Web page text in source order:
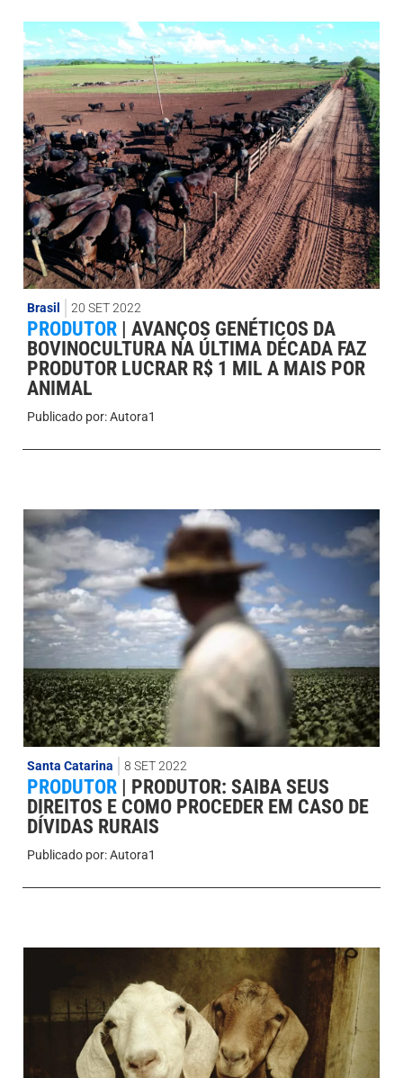
Brasil 20 SET 2022
PRODUTOR | AVANÇOS GENÉTICOS DA
BOVINOCULTURA NA ÚLTIMA DÉCADA FAZ
PRODUTOR LUCRAR R$ 1 MIL A MAIS POR
ANIMAL
Publicado por:Autora1
Santa Catarina 8 SET 2022
PRODUTOR | PRODUTOR: SAIBA SEUS
DIREITOS E COMO PROCEDER EM CASO DE
DÍVIDAS RURAIS
Publicado por:Autora1